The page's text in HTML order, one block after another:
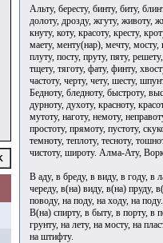
Альту, бересту, бинту, биту,
долоту, дрозду, жгуту, животу,
кнуту, коту, красоту, кресту,
маету, менту(нар), мечту, мосту,
плуту, посту, пруту, пяту,
тщету, тяготу, фату, финту,
частоту, черту, чету, шесту,
Бедноту, бледноту, быстроту,
дурноту, духоту, красноту,
мутоту, наготу, немоту,
простоту, прямоту, пустоту,
темноту, теплоту, тесноту,
чистоту, широту. Алма-Ату,
В аду, в бреду, в виду, в году, в
череду, в(на) виду, в(на) пруду,
поводу, на поду, на ходу, на поду.
В(на) спирту, в быту, в порту, в
грунту, на лету, на мосту, на
на штифту.